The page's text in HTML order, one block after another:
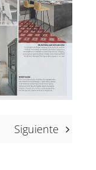
Siguiente